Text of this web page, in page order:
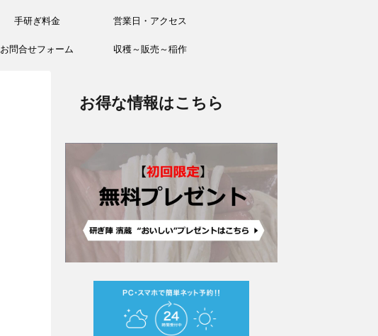
手研ぎ料金 営業日・アクセス
お問合せフォーム 収穫～販売～稲作
お得な情報はこちら